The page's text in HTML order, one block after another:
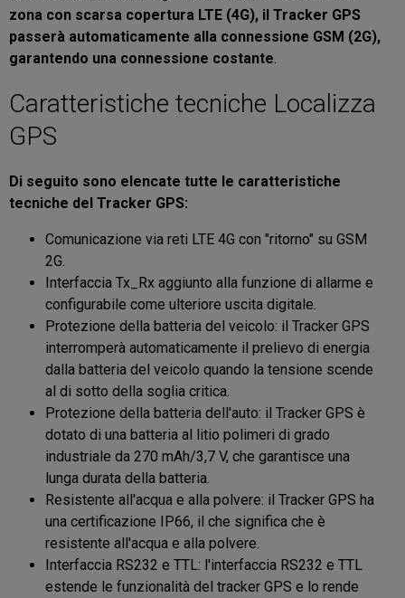
zona con scarsa copertura LTE (4G), il Tracker GPS
passerà automaticamente alla connessione GSM (2G),
garantendo una connessione costante
Caratteristiche tecniche Localizza
GPS
Di seguito sono elencate tutte le caratteristiche
tecniche del Tracker GPS:
Comunicazione via reti LTE 4G con "ritorno" su GSM
2G.
Interfaccia Tx_Rx aggiunto alla funzione di allarme e
configurabile come ulteriore uscita digitale.
Protezione della batteria del veicolo: il Tracker GPS
interromperà automaticamente il prelievo di energia
dalla batteria del veicolo quando la tensione scende
al di sotto della soglia critica.
Protezione della batteria dell'auto: il Tracker GPS è
dotato di una batteria al litio polimeri di grado
industriale da 270 mAh/3,7 V, che garantisce una
lunga durata della batteria.
Resistente all'acqua e alla polvere: il Tracker GPS ha
una certificazione IP66, il che significa che è
resistente all'acqua e alla polvere.
Interfaccia RS232 e TTL: l'interfaccia RS232 e TTL
estende le funzionalità del tracker GPS e lo rende